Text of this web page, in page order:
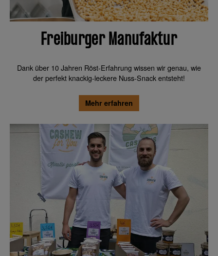
Freiburger Manufaktur
Dank über 10 Jahren Röst-Erfahrung wissen wir genau, wie
der perfekt knackig-leckere Nuss-Snack entsteht!
Mehr erfahren